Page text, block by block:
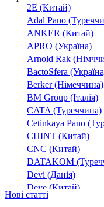
C (16)
(2)
(5)
(3)
(4)
(1)
(1)
(2)
(3)
(8)
(2)
(17)
(3)
P (5)
2E (Китай)
Adal Pano
ANKER (Китай)
APRO (Україна)
Arnold Rak
BactoSfera
Berker (Німеччина)
BM Group (Італія)
CATA (Туреччина)
Cetinkaya Pano
CHINT (Китай)
CNC (Китай)
DATAKOM
Devi (Данія)
Deye (Китай)
DigiTop (Україна)
Нові статті